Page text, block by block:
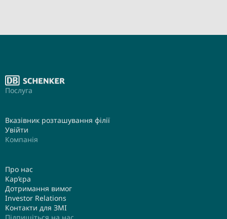
Послуга
Вказівник розташування філії
Увійти
Компанія
Про нас
Кар’єра
Дотримання вимог
Investor Relations
Контакти для ЗМІ